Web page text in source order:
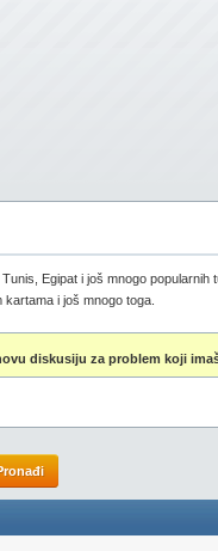
Egipat i još mnogo
i još mnogo toga.
diskusiju za problem koji